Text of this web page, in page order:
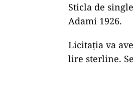
Sticla de
Adami 1926.
Licitația va
lire sterline.